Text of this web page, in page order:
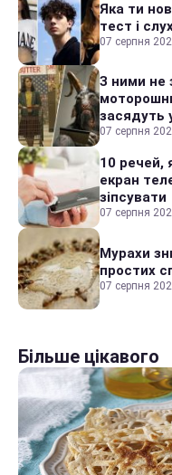
Яка ти
тест і
07 серпня
З ними не
засядуть
07 серпня
10 речей,
екран
зіпсувати
07 серпня
Мурахи
простих
07 серпня
Більше цікавого